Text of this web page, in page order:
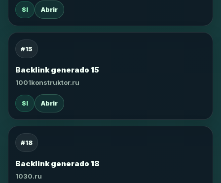
SI Abrir
#15
Backlink generado 15
1001konstruktor.ru
SI Abrir
#18
Backlink generado 18
1030.ru